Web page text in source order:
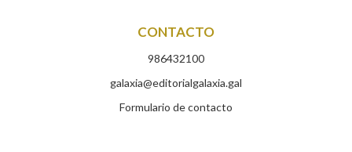
CONTACTO
986432100
galaxia@editorialgalaxia.gal
Formulario de contacto